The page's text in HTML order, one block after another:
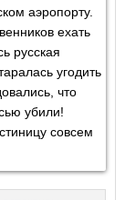
аэропорту.
ехать
русская
угодить
что
убили!
совсем